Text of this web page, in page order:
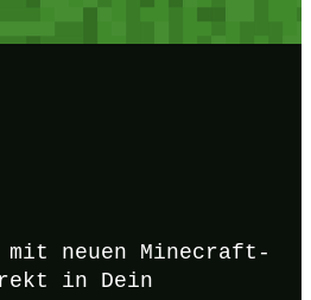
neuen Minecraft-
in Dein